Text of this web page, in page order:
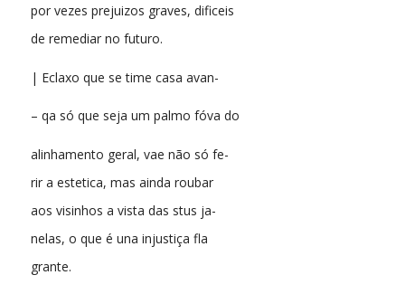
por vezes prejuizos graves, dificeis
de remediar no futuro.
| Eclaxo que se time casa avan-
– qa só que seja um palmo fóva do
alinhamento geral, vae não só fe-
rir a estetica, mas ainda roubar
aos visinhos a vista das stus ja-
nelas, o que é una injustiça fla
grante.